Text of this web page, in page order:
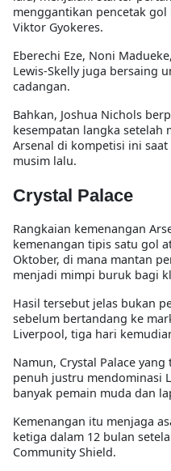
menggantikan pencetak
Viktor Gyokeres.
Eberechi Eze, Noni
Lewis-Skelly juga bersaing
cadangan.
Bahkan, Joshua Nichols
kesempatan langka setelah
Arsenal di kompetisi ini
musim lalu.
Crystal Palace
Rangkaian kemenangan
kemenangan tipis satu gol
Oktober, di mana mantan
menjadi mimpi buruk bagi
Hasil tersebut jelas bukan
sebelum bertandang ke
Liverpool, tiga hari
Namun, Crystal Palace
penuh justru mendominasi
banyak pemain muda dan
Kemenangan itu menjaga
ketiga dalam 12 bulan
Community Shield.